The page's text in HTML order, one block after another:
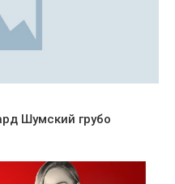
Шумский грубо